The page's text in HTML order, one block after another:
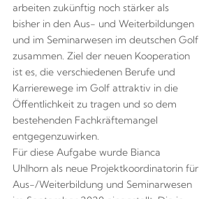
arbeiten zukünftig noch stärker als
bisher in den Aus- und Weiterbildungen
und im Seminarwesen im deutschen Golf
zusammen. Ziel der neuen Kooperation
ist es, die verschiedenen Berufe und
Karrierewege im Golf attraktiv in die
Öffentlichkeit zu tragen und so dem
bestehenden Fachkräftemangel
entgegenzuwirken.
Für diese Aufgabe wurde Bianca
Uhlhorn als neue Projektkoordinatorin für
Aus-/Weiterbildung und Seminarwesen